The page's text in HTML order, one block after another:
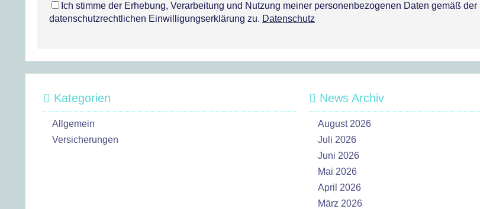
Ich stimme der Erhebung, Verarbeitung und Nutzung meiner personenbezogenen Daten gemäß der
datenschutzrechtlichen Einwilligungserklärung zu. Datenschutz
Kategorien
Allgemein
Versicherungen
News Archiv
August 2026
Juli 2026
Juni 2026
Mai 2026
April 2026
März 2026